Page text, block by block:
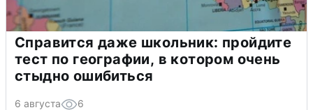
Справится даже школьник: пройдите
тест по географии, в котором очень
стыдно ошибиться
6 августа 6